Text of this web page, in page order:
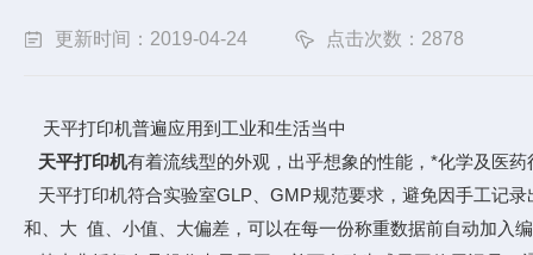
更新时间：2019-04-24 点击次数：2878
天平打印机普遍应用到工业和生活当中
天平打印机有着流线型的外观，出乎想象的性能，*化学及医
天平打印机符合实验室GLP、GMP规范要求，避免因手工记
和、大 值、小值、大偏差，可以在每一份称重数据前自动加入